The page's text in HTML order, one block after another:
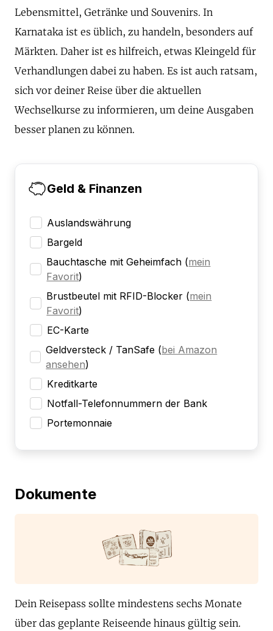
Lebensmittel, Getränke und Souvenirs. In
Karnataka ist es üblich, zu handeln, besonders auf
Märkten. Daher ist es hilfreich, etwas Kleingeld für
Verhandlungen dabei zu haben. Es ist auch ratsam,
sich vor deiner Reise über die aktuellen
Wechselkurse zu informieren, um deine Ausgaben
besser planen zu können.
Geld & Finanzen
Auslandswährung
Bargeld
Bauchtasche mit Geheimfach (mein
Favorit)
Brustbeutel mit RFID-Blocker (mein
Favorit)
EC-Karte
Geldversteck / TanSafe (bei Amazon
ansehen)
Kreditkarte
Notfall-Telefonnummern der Bank
Portemonnaie
Dokumente
Dein Reisepass sollte mindestens sechs Monate
über das geplante Reiseende hinaus gültig sein.